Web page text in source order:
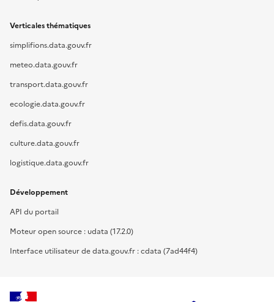
Verticales thématiques
simplifions.data.gouv.fr
meteo.data.gouv.fr
transport.data.gouv.fr
ecologie.data.gouv.fr
defis.data.gouv.fr
culture.data.gouv.fr
logistique.data.gouv.fr
Développement
API du portail
Moteur open source : udata (17.2.0)
Interface utilisateur de data.gouv.fr : cdata (7ad44f4)